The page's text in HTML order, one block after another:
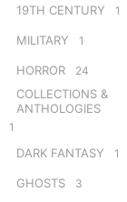
19TH CENTURY 1
MILITARY 1
HORROR 24
COLLECTIONS &
ANTHOLOGIES
1
DARK FANTASY 1
GHOSTS 3